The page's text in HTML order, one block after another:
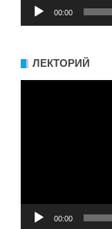
00:00
ЛЕКТОРИЙ
00:00